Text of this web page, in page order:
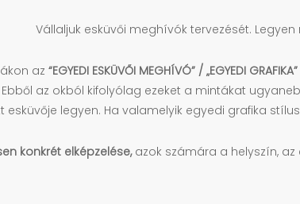
Vállaljuk esküvői meghívók tervezését.
az “EGYEDI ESKÜVŐI MEGHÍVÓ” / „EGYEDI GRAFIKA”
az okból kifolyólag ezeket a mintákat
esküvője legyen. Ha valamelyik egyedi grafika
konkrét elképzelése,azok számára a helyszín, az